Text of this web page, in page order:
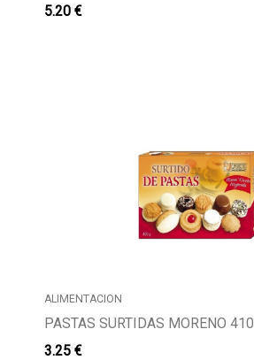
5.20 €
ALIMENTACION
PASTAS SURTIDAS MORENO 410
3.25 €